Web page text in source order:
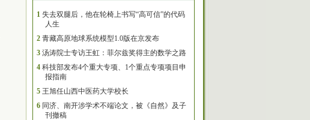
1 失去双腿后，他在轮椅上书写“高可信”的代码
人生
2 青藏高原地球系统模型1.0版在京发布
3 汤涛院士专访王虹：菲尔兹奖得主的数学之路
4 科技部发布4个重大专项、1个重点专项项目申
报指南
5 王旭任山西中医药大学校长
6 同济、南开涉学术不端论文，被《自然》及子
刊撤稿